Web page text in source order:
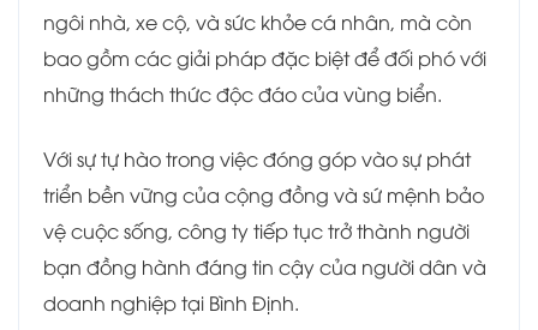
ngôi nhà, xe cộ, và sức khỏe cá nhân, mà còn
bao gồm các giải pháp đặc biệt để đối phó với
những thách thức độc đáo của vùng biển.
Với sự tự hào trong việc đóng góp vào sự phát
triển bền vững của cộng đồng và sứ mệnh bảo
vệ cuộc sống, công ty tiếp tục trở thành người
bạn đồng hành đáng tin cậy của người dân và
doanh nghiệp tại Bình Định.